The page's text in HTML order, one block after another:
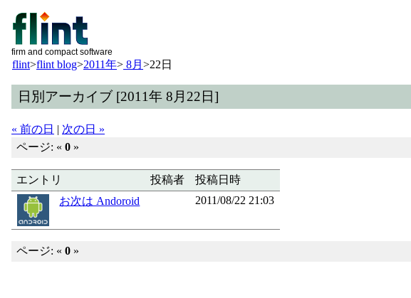
firm and compact software
flint>flint blog>2011年> 8月 >22日
日別アーカイブ [2011年 8月22日]
« 前の日 | 次の日 »
ページ: «0 »
エントリ 投稿者
投稿日時
お次は Andoroid
2011/08/22 21:03
ページ: «0 »